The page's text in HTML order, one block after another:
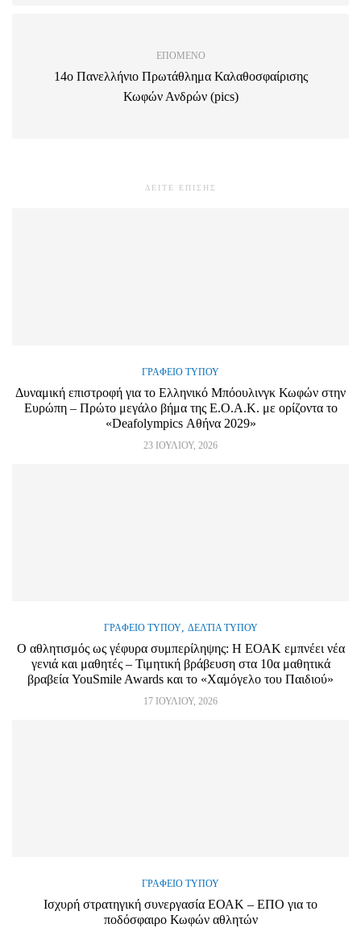
ΕΠΌΜΕΝΟ
14ο Πανελλήνιο Πρωτάθλημα Καλαθοσφαίρισης
Κωφών Ανδρών (pics)
ΔΕΙΤΕ ΕΠΙΣΗΣ
ΓΡΑΦΕΊΟ ΤΎΠΟΥ
Δυναμική επιστροφή για το Ελληνικό Μπόουλινγκ Κωφών στην
Ευρώπη – Πρώτο μεγάλο βήμα της Ε.Ο.Α.Κ. με ορίζοντα το
«Deafolympics Αθήνα 2029»
23 ΙΟΥΛΊΟΥ, 2026
ΓΡΑΦΕΊΟ ΤΎΠΟΥ, ΔΕΛΤΊΑ ΤΎΠΟΥ
Ο αθλητισμός ως γέφυρα συμπερίληψης: Η ΕΟΑΚ εμπνέει νέα
γενιά και μαθητές – Τιμητική βράβευση στα 10α μαθητικά
βραβεία YouSmile Awards και το «Χαμόγελο του Παιδιού»
17 ΙΟΥΛΊΟΥ, 2026
ΓΡΑΦΕΊΟ ΤΎΠΟΥ
Ισχυρή στρατηγική συνεργασία ΕΟΑΚ – ΕΠΟ για το
ποδόσφαιρο Κωφών αθλητών